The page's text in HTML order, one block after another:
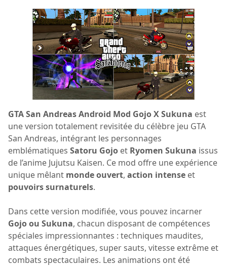
GTA San Andreas Android Mod Gojo X Sukuna est
une version totalement revisitée du célèbre jeu GTA
San Andreas, intégrant les personnages
emblématiques Satoru Gojo et Ryomen Sukuna issus
de l’anime Jujutsu Kaisen. Ce mod offre une expérience
unique mêlant monde ouvert, action intense et
pouvoirs surnaturels.
Dans cette version modifiée, vous pouvez incarner
Gojo ou Sukuna, chacun disposant de compétences
spéciales impressionnantes : techniques maudites,
attaques énergétiques, super sauts, vitesse extrême et
combats spectaculaires. Les animations ont été